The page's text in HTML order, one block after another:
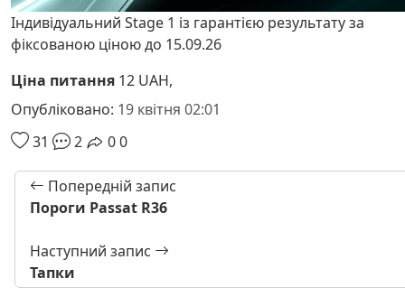
Індивідуальний Stage 1 із гарантією результату за
фіксованою ціною до 15.09.26
Ціна питання 12 UAH,
Опубліковано: 19 квітня 02:01
31
2 00
Попередній запис
Пороги Passat R36
Наступний запис
Тапки